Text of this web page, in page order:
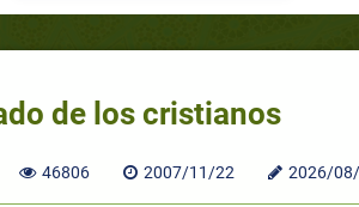
de los cristianos
46806 2007/11/22 2026/